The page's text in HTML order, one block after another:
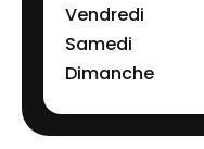
Vendredi
Samedi
Dimanche